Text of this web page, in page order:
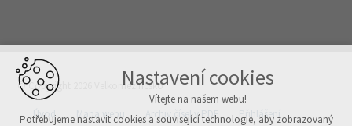
© Copyright 2026 Velkomeziříčsko
Úvod Mapa webu Archiv čísel v PDF Přihlášení
Nastavení cookies
Vítejte na našem webu!
Potřebujeme nastavit cookies a související technologie, aby zobrazovaný